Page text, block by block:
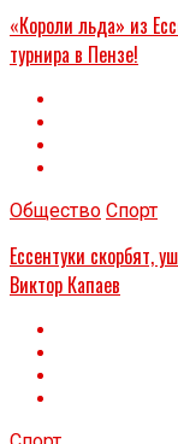
«Короли льда» из
турнира в Пензе!
Общество Спорт
Ессентуки скорбят,
Виктор Капаев